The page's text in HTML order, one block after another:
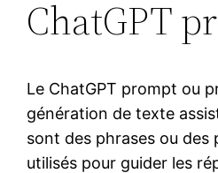
ChatGPT
Le ChatGPT prompt ou
génération de texte
sont des phrases ou
utilisés pour guider les